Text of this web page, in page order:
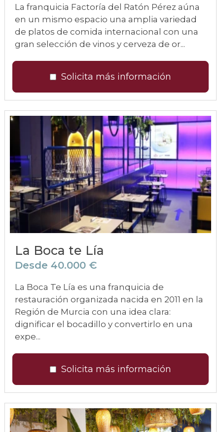
La franquicia Factoría del Ratón Pérez aúna
en un mismo espacio una amplia variedad
de platos de comida internacional con una
gran selección de vinos y cerveza de or...
Solicita más información
La Boca te Lía
Desde 40.000 €
La Boca Te Lía es una franquicia de
restauración organizada nacida en 2011 en la
Región de Murcia con una idea clara:
dignificar el bocadillo y convertirlo en una
expe...
Solicita más información